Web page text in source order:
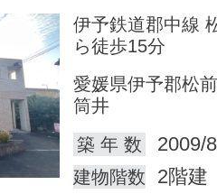
伊予鉄道郡中線
ら徒歩15分
愛媛県伊予郡松
筒井
築 年 数
2009/
建物階数 2階建